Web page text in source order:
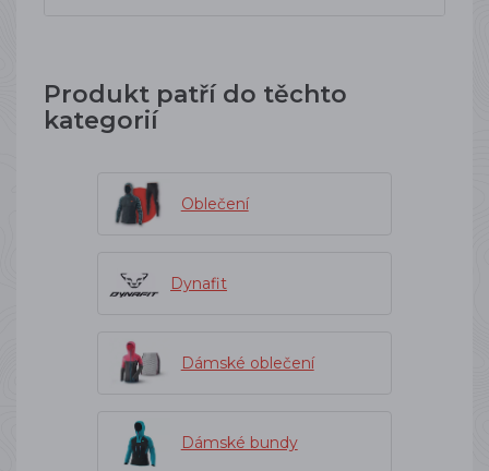
Produkt patří do těchto
kategorií
Oblečení
Dynafit
Dámské oblečení
Dámské bundy